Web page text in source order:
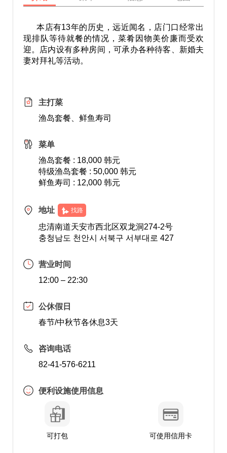
本店有13年的历史，远近闻名，店门口经常出
现排队等待就餐的情况，菜肴因物美价廉而受欢
迎。店内设有多种房间，可承办各种待客、新婚夫
妻对拜礼等活动。
主打菜
渔岛套餐、鲜鱼寿司
菜单
渔岛套餐 : 18,000 韩元
特级渔岛套餐 : 50,000 韩元
鲜鱼寿司 : 12,000 韩元
地址 找路
忠清南道天安市西北区双龙洞274-2号
충청남도 천안시 서북구 서부대로 427
营业时间
12:00 – 22:30
公休假日
春节/中秋节各休息3天
咨询电话
82-41-576-6211
便利设施使用信息
可打包 可使用信用卡